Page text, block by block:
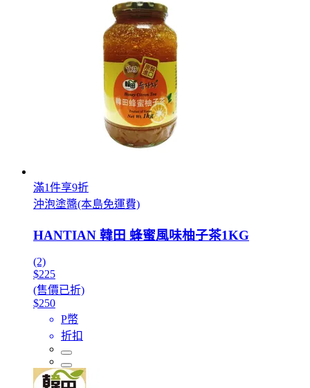
滿1件享9折
沖泡塗醬(本島免運費)
HANTIAN 韓田 蜂蜜風味柚子茶1KG
(2)
$225
(售價已折)
$250
P幣
折扣